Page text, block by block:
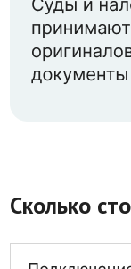
Сколько